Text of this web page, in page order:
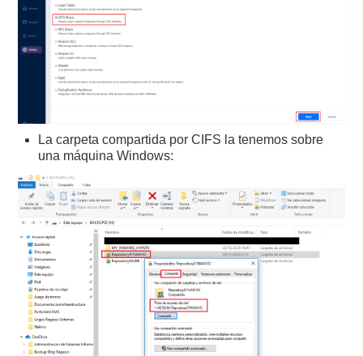
La carpeta compartida por CIFS la tenemos sobre
una máquina Windows: